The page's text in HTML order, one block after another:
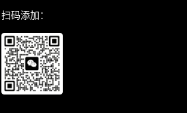
扫码添加：